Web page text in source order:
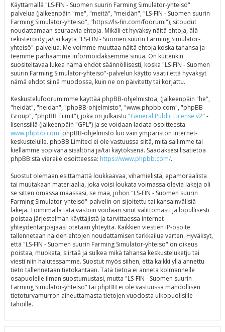
Käyttämällä "LS-FIN - Suomen suurin Farming Simulator-yhteisö"
palvelua (jälkeenpäin "me", "meitä", "meidän", "LS-FIN - Suomen suurin
Farming Simulator-yhteisö", "https://ls-fin.com/foorumi"), sitoudut
noudattamaan seuraavia ehtoja. Mikäli et hyväksy näitä ehtoja, älä
rekisteröidy ja/tai käytä "LS-FIN - Suomen suurin Farming Simulator-
yhteisö"-palvelua. Me voimme muuttaa näitä ehtoja koska tahansa ja
teemme parhaamme informoidaksemme sinua. On kuitenkin
suositeltavaa lukea nämä ehdot säännöllisesti, koska "LS-FIN - Suomen
suurin Farming Simulator-yhteisö"-palvelun käyttö vaatii että hyväksyt
nämä ehdot siinä muodossa, kuin ne on päivitetty tai korjattu.
Keskustelufoorumimme käyttää phpBB-ohjelmistoa, (jälkeenpäin "he",
"heidät", "heidän", "phpBB-ohjelmisto", "www.phpbb.com", "phpBB
Group", "phpBB Tiimit"), joka on julkaistu "General Public License v2" -
lisenssillä (jälkeenpäin "GPL") ja se voidaan ladata osoitteesta
www.phpbb.com. phpBB-ohjelmisto luo vain ympäristön internet-
keskustelulle. phpBB Limited ei ole vastuussa siitä, mitä sallimme tai
kiellämme sopivana sisältönä ja/tai käytöksenä. Saadaksesi lisätietoa
phpBB:stä vieraile osoitteessa: https://www.phpbb.com/.
Suostut olemaan esittämättä loukkaavaa, vihamielistä, epämoraalista
tai muutakaan materiaalia, joka voisi loukata voimassa olevia lakeja oli
se sitten omassa maassasi, se maa, johon "LS-FIN - Suomen suurin
Farming Simulator-yhteisö"-palvelin on sijoitettu tai kansainvälisiä
lakeja. Toimimalla tätä vastoin voidaan sinut välittömästi ja lopullisesti
poistaa järjestelmän käyttäjistä ja tarvittaessa internet-
yhteydentarjoajaasi otetaan yhteyttä. Kaikkien viestien IP-osoite
tallennetaan näiden ehtojen noudattamisen tarkkailua varten. Hyväksyt,
että "LS-FIN - Suomen suurin Farming Simulator-yhteisö" on oikeus
poistaa, muokata, siirtää ja sulkea mikä tahansa keskusteluketju tai
viesti niin halutessamme. Suostut myös siihen, että kaikki yllä annettu
tieto tallennetaan tietokantaan. Tätä tietoa ei anneta kolmannelle
osapuolelle ilman suostumustasi, mutta "LS-FIN - Suomen suurin
Farming Simulator-yhteisö" tai phpBB ei ole vastuussa mahdollisen
tietoturvamurron aiheuttamasta tietojen vuodosta ulkopuolisille
tahoille.